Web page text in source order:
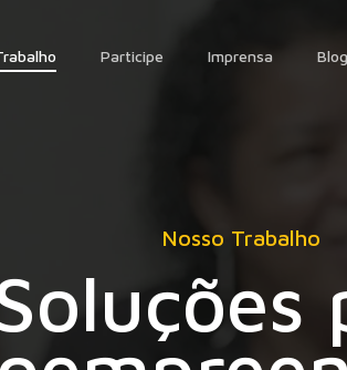
Participe Imprensa Blog
Nosso Trabalho